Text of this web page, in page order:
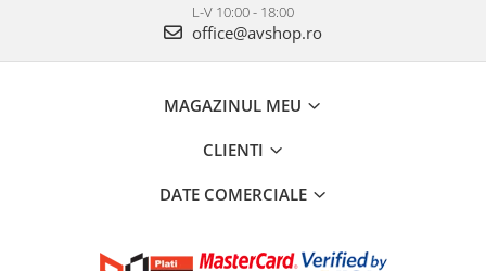
L-V 10:00 - 18:00
office@avshop.ro
MAGAZINUL MEU
CLIENTI
DATE COMERCIALE